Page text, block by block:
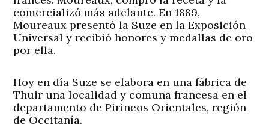
comercializó más adelante. En 1889,
Moureaux presentó la Suze en la Exposición
Universal y recibió honores y medallas de oro
por ella.
Hoy en día Suze se elabora en una fábrica de
Thuir una localidad y comuna francesa en el
departamento de Pirineos Orientales, región
de Occitanía.